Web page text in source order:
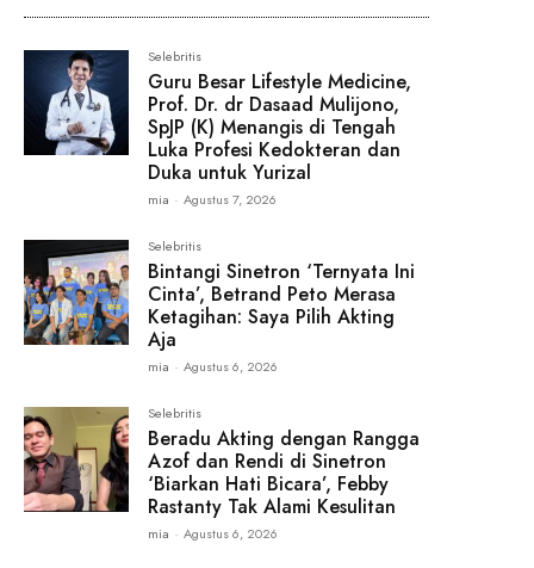
Selebritis
Guru Besar Lifestyle Medicine,
Prof. Dr. dr Dasaad Mulijono,
SpJP (K) Menangis di Tengah
Luka Profesi Kedokteran dan
Duka untuk Yurizal
mia - Agustus 7, 2026
Selebritis
Bintangi Sinetron ‘Ternyata Ini
Cinta’, Betrand Peto Merasa
Ketagihan: Saya Pilih Akting
Aja
mia - Agustus 6, 2026
Selebritis
Beradu Akting dengan Rangga
Azof dan Rendi di Sinetron
‘Biarkan Hati Bicara’, Febby
Rastanty Tak Alami Kesulitan
mia - Agustus 6, 2026